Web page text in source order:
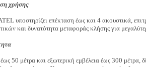
χρήσης
υποστηρίζει επέκταση έως και 4 ακουστικά,
και δυνατότητα μεταφοράς κλήσης για
50 μέτρα και εξωτερική εμβέλεια έως 300 μέτρα,